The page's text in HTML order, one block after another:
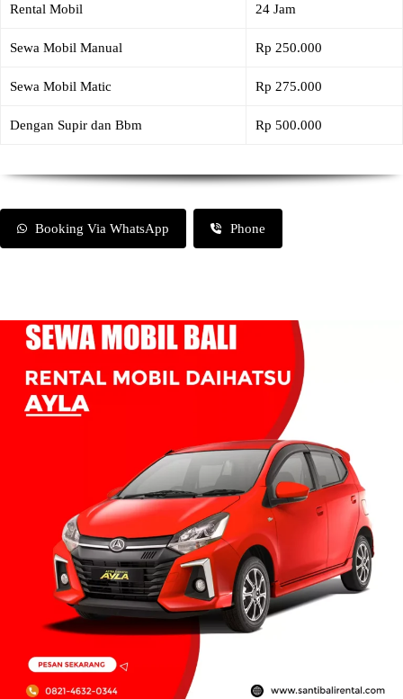
Rental Mobil 24 Jam
Sewa Mobil Manual Rp 250.000
Sewa Mobil Matic Rp 275.000
Dengan Supir dan Bbm Rp 500.000
Booking Via WhatsApp Phone